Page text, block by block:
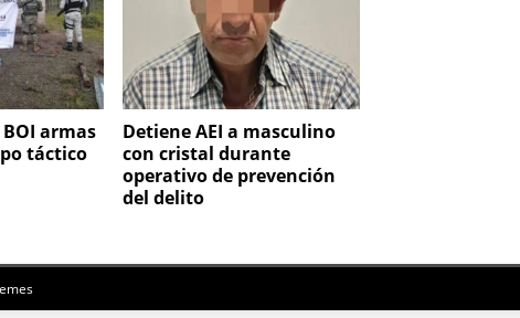
armas
táctico
Detiene AEI a masculino
con cristal durante
operativo de prevención
del delito